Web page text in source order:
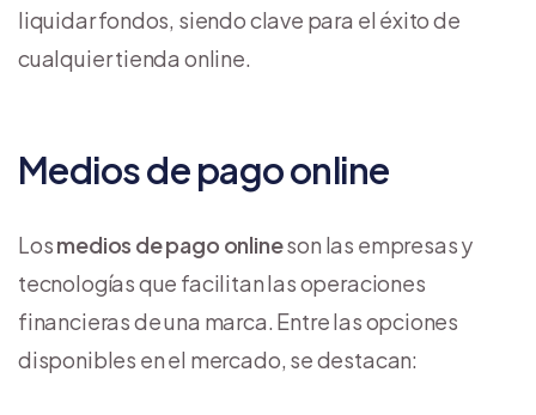
liquidar fondos, siendo clave para el éxito de
cualquier tienda online.
Medios de pago online
Losmedios de pago onlineson las empresas y
tecnologías que facilitan las operaciones
financieras de una marca. Entre las opciones
disponibles en el mercado, se destacan: